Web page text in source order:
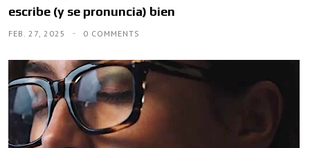
escribe (y se pronuncia) bien
FEB. 27, 2025 0 COMMENTS